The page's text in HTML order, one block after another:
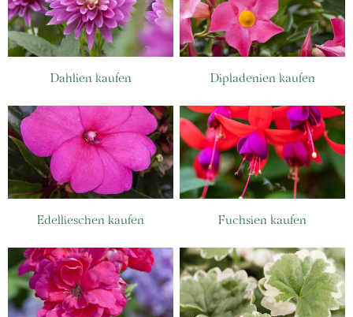
Dahlien kaufen Dipladenien kaufen
Edellieschen kaufen Fuchsien kaufen